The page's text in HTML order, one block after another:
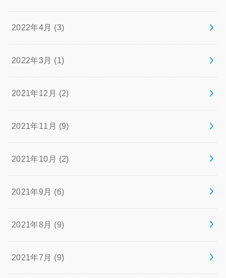
2022年4月 (3)
2022年3月 (1)
2021年12月 (2)
2021年11月 (9)
2021年10月 (2)
2021年9月 (6)
2021年8月 (9)
2021年7月 (9)